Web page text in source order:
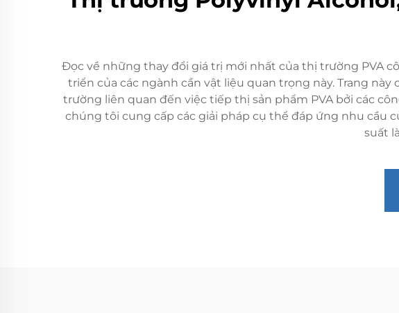
Đọc về những thay đổi giá trị mới nhất của thị trường PVA
triển của các ngành cần vật liệu quan trọng này. Trang
trường liên quan đến việc tiếp thị sản phẩm PVA bởi các
chúng tôi cung cấp các giải pháp cụ thể đáp ứng nhu cầu
suất